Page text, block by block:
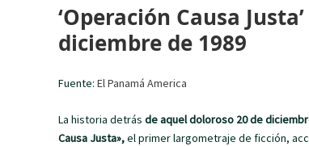
‘Operación Causa
diciembre de 1989
Fuente: El Panamá America
La historia detrás de aquel doloroso 20 de
Causa Justa»,el primer largometraje de ficción,